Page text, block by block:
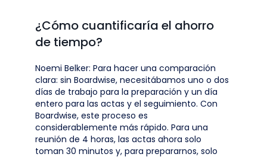
¿Cómo cuantificaría el ahorro
de tiempo?
Noemi Belker: Para hacer una comparación
clara: sin Boardwise, necesitábamos uno o dos
días de trabajo para la preparación y un día
entero para las actas y el seguimiento. Con
Boardwise, este proceso es
considerablemente más rápido. Para una
reunión de 4 horas, las actas ahora solo
toman 30 minutos y, para prepararnos, solo